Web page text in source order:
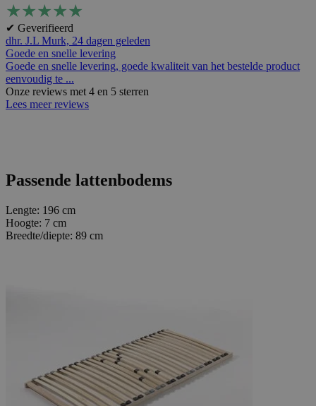
★★★★★
✔ Geverifieerd
dhr. J.L Murk, 24 dagen geleden
Goede en snelle levering
Goede en snelle levering, goede kwaliteit van het bestelde product
eenvoudig te ...
Onze reviews met 4 en 5 sterren
Lees meer reviews
Passende lattenbodems
Lengte: 196 cm
Hoogte: 7 cm
Breedte/diepte: 89 cm